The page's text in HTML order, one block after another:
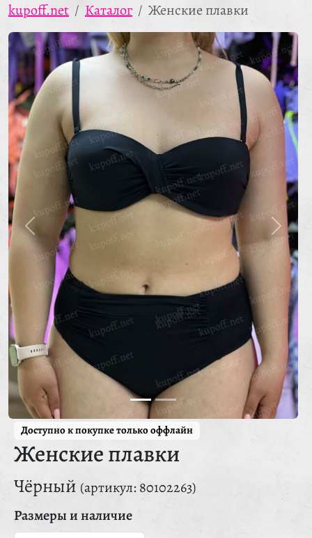
kupoff.net Каталог Женские плавки
Доступно к покупке только оффлайн
Женские плавки
Чёрный (артикул: 80102263)
Размеры и наличие